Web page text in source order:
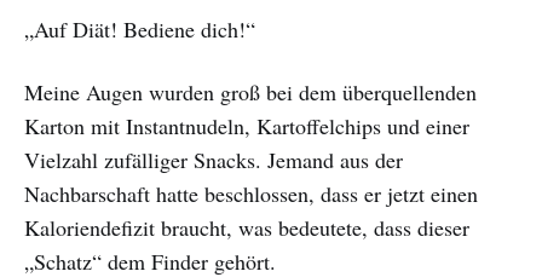
„Auf Diät! Bediene dich!“
Meine Augen wurden groß bei dem überquellenden
Karton mit Instantnudeln, Kartoffelchips und einer
Vielzahl zufälliger Snacks. Jemand aus der
Nachbarschaft hatte beschlossen, dass er jetzt einen
Kaloriendefizit braucht, was bedeutete, dass dieser
„Schatz“ dem Finder gehört.